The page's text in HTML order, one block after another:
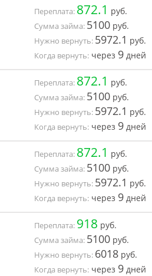
Переплата: 872.1 руб.
Сумма займа: 5100 руб.
Нужно вернуть: 5972.1 руб.
Когда вернуть: через 9 дней
Переплата: 872.1 руб.
Сумма займа: 5100 руб.
Нужно вернуть: 5972.1 руб.
Когда вернуть: через 9 дней
Переплата: 872.1 руб.
Сумма займа: 5100 руб.
Нужно вернуть: 5972.1 руб.
Когда вернуть: через 9 дней
Переплата: 918 руб.
Сумма займа: 5100 руб.
Нужно вернуть: 6018 руб.
Когда вернуть: через 9 дней